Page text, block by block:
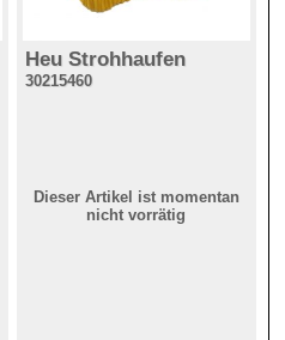
Heu Strohhaufen
30215460
Dieser Artikel ist momentan
nicht vorrätig